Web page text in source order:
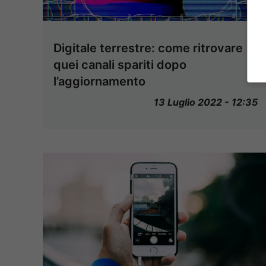
Digitale terrestre: come ritrovare
quei canali spariti dopo
l’aggiornamento
13 Luglio 2022 - 12:35